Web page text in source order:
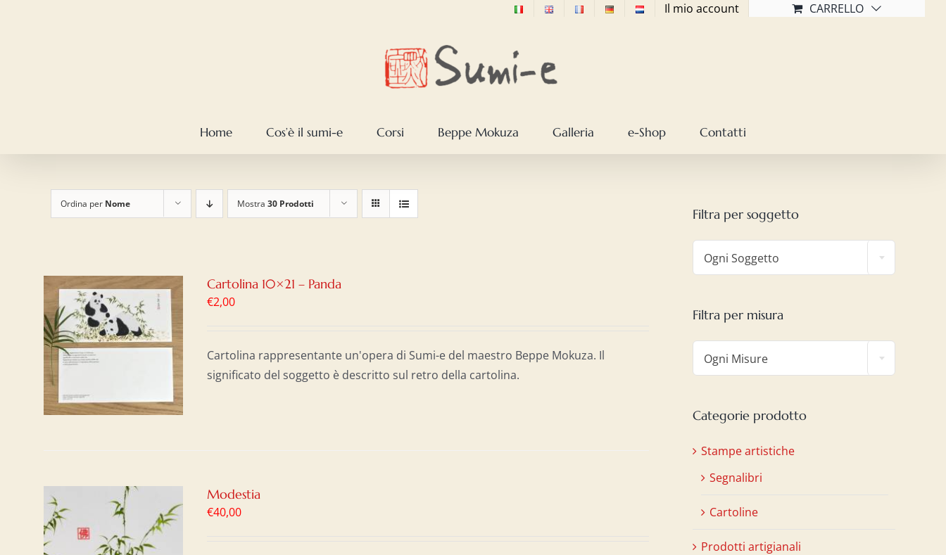
Il mio account CARRELLO
Home Cos’è il sumi-e Corsi Beppe Mokuza Galleria e-Shop Contatti
Ordina per Nome Mostra 30 Prodotti
Cartolina 10×21 – Panda
€2,00
Cartolina rappresentante un'opera di Sumi-e del maestro Beppe Mokuza. Il
significato del soggetto è descritto sul retro della cartolina.
Modestia
€40,00
Filtra per soggetto
Ogni Soggetto
Filtra per misura
Ogni Misure
Categorie prodotto
Stampe artistiche
Segnalibri
Cartoline
Prodotti artigianali